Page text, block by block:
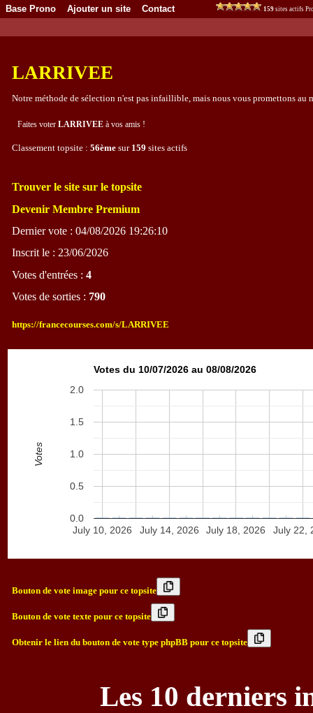
Base Prono Ajouter un site Contact 159 sites actifs
LARRIVEE
Notre méthode de sélection n'est pas infaillible, mais nous vous promettons
Faites voter LARRIVEE à vos amis !
Classement topsite : 56ème sur 159 sites actifs
Trouver le site sur le topsite
Devenir Membre Premium
Dernier vote : 04/08/2026 19:26:10
Inscrit le : 23/06/2026
Votes d'entrées : 4
Votes de sorties : 790
https://francecourses.com/s/LARRIVEE
Votes du 10/07/2026 au 08/08/2026
July 10, 2026 July 14, 2026 July 18, 2026 July 22,
0.0
0.5
1.0
1.5
2.0
Votes
Bouton de vote image pour ce topsite
Bouton de vote texte pour ce topsite
Obtenir le lien du bouton de vote type phpBB pour ce topsite
Les 10 derniers